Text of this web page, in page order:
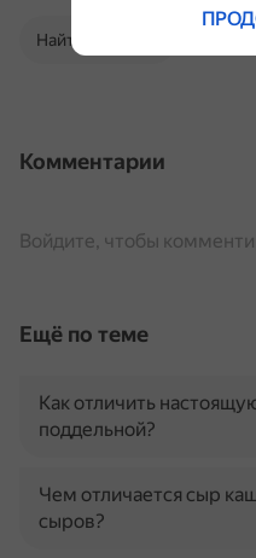
Найти в Поиске
Комментарии
Войдите, чтобы
Ещё по теме
Как отличить
поддельной?
Чем отличается сыр
сыров?